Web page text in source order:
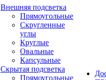
Внешняя подсветка
Прямоугольные
Скругленные
углы
Круглые
Овальные
Капсульные
Скрытая подсветка
Прямоугольные